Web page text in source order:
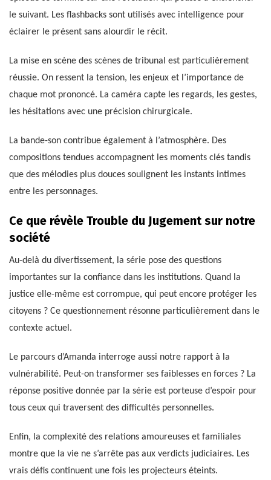
le suivant. Les flashbacks sont utilisés avec intelligence pour
éclairer le présent sans alourdir le récit.
La mise en scène des scènes de tribunal est particulièrement
réussie. On ressent la tension, les enjeux et l’importance de
chaque mot prononcé. La caméra capte les regards, les gestes,
les hésitations avec une précision chirurgicale.
La bande-son contribue également à l’atmosphère. Des
compositions tendues accompagnent les moments clés tandis
que des mélodies plus douces soulignent les instants intimes
entre les personnages.
Ce que révèle Trouble du Jugement sur notre
société
Au-delà du divertissement, la série pose des questions
importantes sur la confiance dans les institutions. Quand la
justice elle-même est corrompue, qui peut encore protéger les
citoyens ? Ce questionnement résonne particulièrement dans le
contexte actuel.
Le parcours d’Amanda interroge aussi notre rapport à la
vulnérabilité. Peut-on transformer ses faiblesses en forces ? La
réponse positive donnée par la série est porteuse d’espoir pour
tous ceux qui traversent des difficultés personnelles.
Enfin, la complexité des relations amoureuses et familiales
montre que la vie ne s’arrête pas aux verdicts judiciaires. Les
vrais défis continuent une fois les projecteurs éteints.